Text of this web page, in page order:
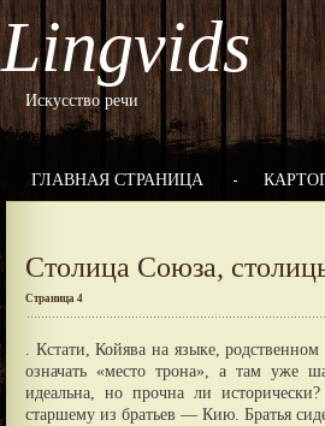
Lingvids
Искусство речи
ГЛАВНАЯ СТРАНИЦА
Столица Союза,
Страница 4
. Кстати, Койява на языке,
означать «место трона», а там уже
идеальна, но прочна ли
старшему из братьев — Кию. Братья